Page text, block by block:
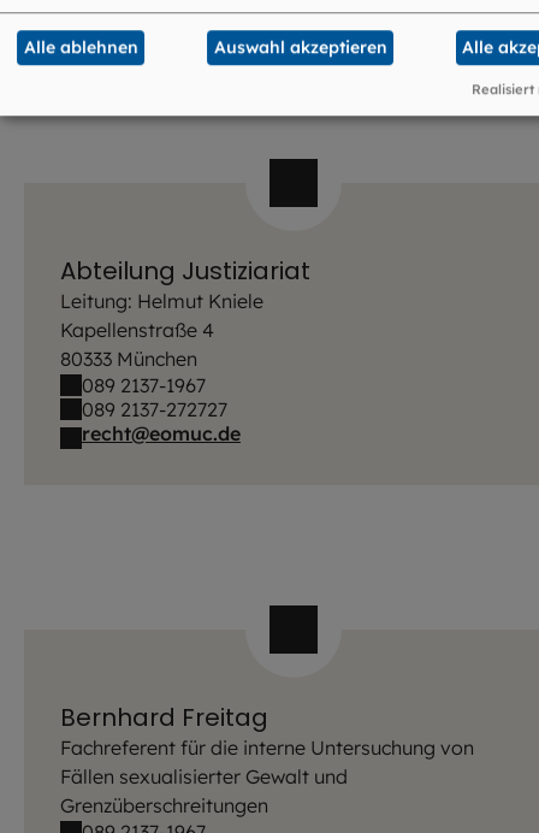
Abteilung Justiziariat
Leitung: Helmut Kniele
Kapellenstraße 4
80333 München
089 2137-1967
089 2137-272727
recht@eomuc.de
Bernhard Freitag
Fachreferent für die interne Untersuchung von
Fällen sexualisierter Gewalt und
Grenzüberschreitungen
Alle ablehnen Auswahl akzeptieren Alle
Realisiert